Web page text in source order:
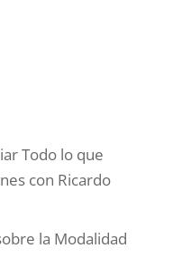
Todo lo que
con Ricardo
la Modalidad